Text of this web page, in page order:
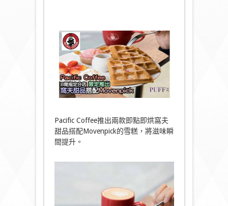
Pacific Coffee推出兩款即點即烘窩夫
甜品搭配Movenpick的雪糕，將滋味瞬
間提升。